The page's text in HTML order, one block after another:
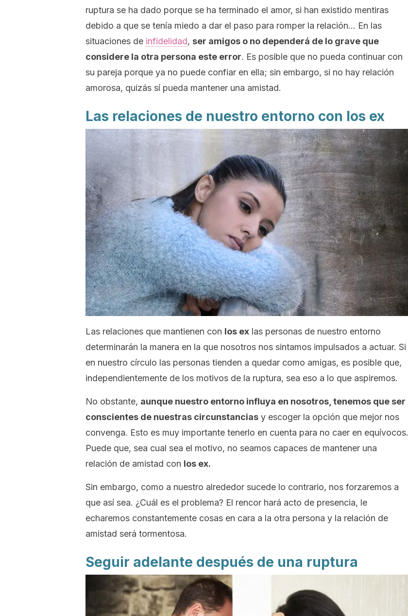
ruptura se ha dado porque se ha terminado el amor, si han existido mentiras
debido a que se tenía miedo a dar el paso para romper la relación… En las
situaciones de infidelidad, ser amigos o no dependerá de lo grave que
considere la otra persona este error. Es posible que no pueda continuar con
su pareja porque ya no puede confiar en ella; sin embargo, si no hay relación
amorosa, quizás sí pueda mantener una amistad.
Las relaciones de nuestro entorno con los ex
Las relaciones que mantienen con los ex las personas de nuestro entorno
determinarán la manera en la que nosotros nos sintamos impulsados a actuar. Si
en nuestro círculo las personas tienden a quedar como amigas, es posible que,
independientemente de los motivos de la ruptura, sea eso a lo que aspiremos.
No obstante, aunque nuestro entorno influya en nosotros, tenemos que ser
conscientes de nuestras circunstancias y escoger la opción que mejor nos
convenga. Esto es muy importante tenerlo en cuenta para no caer en equívocos.
Puede que, sea cual sea el motivo, no seamos capaces de mantener una
relación de amistad con los ex.
Sin embargo, como a nuestro alrededor sucede lo contrario, nos forzaremos a
que así sea. ¿Cuál es el problema? El rencor hará acto de presencia, le
echaremos constantemente cosas en cara a la otra persona y la relación de
amistad será tormentosa.
Seguir adelante después de una ruptura